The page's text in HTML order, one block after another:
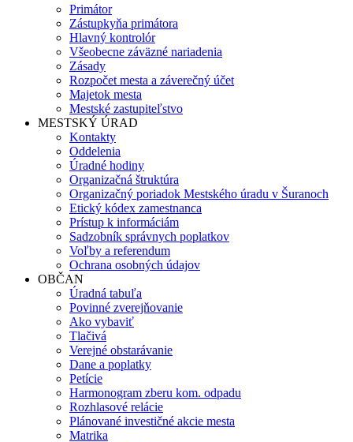
Primátor
Zástupkyňa primátora
Hlavný kontrolór
Všeobecne záväzné nariadenia
Zásady
Rozpočet mesta a záverečný účet
Majetok mesta
Mestské zastupiteľstvo
MESTSKÝ ÚRAD
Kontakty
Oddelenia
Úradné hodiny
Organizačná štruktúra
Organizačný poriadok Mestského úradu v Šuranoch
Etický kódex zamestnanca
Prístup k informáciám
Sadzobník správnych poplatkov
Voľby a referendum
Ochrana osobných údajov
OBČAN
Úradná tabuľa
Povinné zverejňovanie
Ako vybaviť
Tlačivá
Verejné obstarávanie
Dane a poplatky
Petície
Harmonogram zberu kom. odpadu
Rozhlasové relácie
Plánované investičné akcie mesta
Matrika